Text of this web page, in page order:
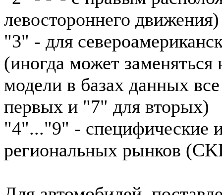
левостороннего движения)
"3" - для
(иногда может
модели в базах данных
первых и "7" для вторых)
"4"..."9" - специфические
региональных рынков